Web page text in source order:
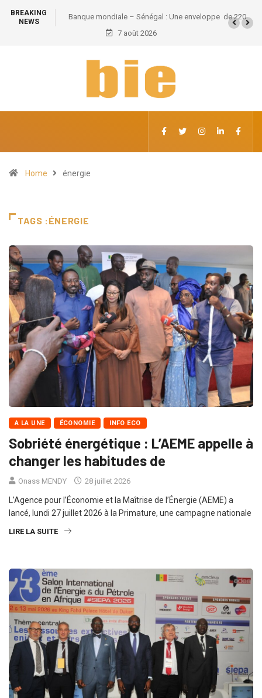
BREAKING
NEWS
: Une enveloppe de 220
Grand Magal de Touba : Près de 630 milliards
retombées économiques et un potentiel de
7 août 2026
Home énergie
TAGS :ÉNERGIE
A LA UNE ÉCONOMIE INFO ECO
Sobriété énergétique : L’AEME appelle à
changer les habitudes de
Onass MENDY 28 juillet 2026
L’Agence pour l’Économie et la Maîtrise de l’Énergie (AEME) a
lancé, lundi 27 juillet 2026 à la Primature, une campagne nationale
LIRE LA SUITE